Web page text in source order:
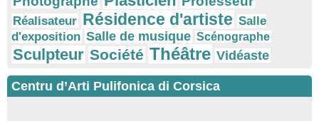
Réalisateur Résidence d'artiste Salle
d'exposition Salle de musique Scénographe
Sculpteur Société Théâtre Vidéaste
Centru d’Arti Pulifonica di Corsica